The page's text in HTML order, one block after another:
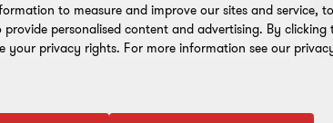
to measure and improve our sites and service,
personalised content and advertising. By clicking
your privacy rights. For more information see our